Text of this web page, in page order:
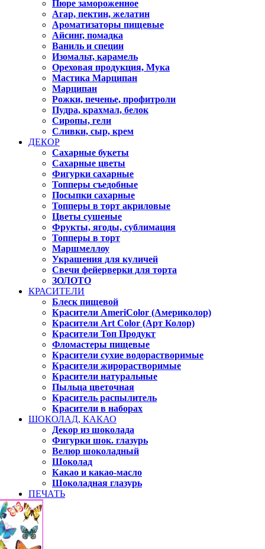
Пюре замороженное
Агар, пектин, желатин
Ароматизаторы пищевые
Айсинг, помадка
Ваниль и специи
Изомальт, карамель
Ореховая продукция, Мука
Мастика Марципан
Марципан
Рожки, печенье, профитроли
Пудра, крахмал, белок
Сиропы, гели
Сливки, сыр, крем
ДЕКОР
Сахарные букеты
Сахарные цветы
Фигурки сахарные
Топперы съедобные
Посыпки сахарные
Топперы в торт акриловые
Цветы сушеные
Фрукты, ягоды, сублимация
Топперы в торт
Маршмеллоу
Украшения для куличей
Свечи фейерверки для торта
ЗОЛОТО
КРАСИТЕЛИ
Блеск пищевой
Красители AmeriColor (Америколор)
Красители Art Color (Арт Колор)
Красители Топ Продукт
Фломастеры пищевые
Красители сухие водорастворимые
Красители жирорастворимые
Красители натуральные
Пыльца цветочная
Краситель распылитель
Красители в наборах
ШОКОЛАД, КАКАО
Декор из шоколада
Фигурки шок. глазурь
Велюр шоколадный
Шоколад
Какао и какао-масло
Шоколадная глазурь
ПЕЧАТЬ